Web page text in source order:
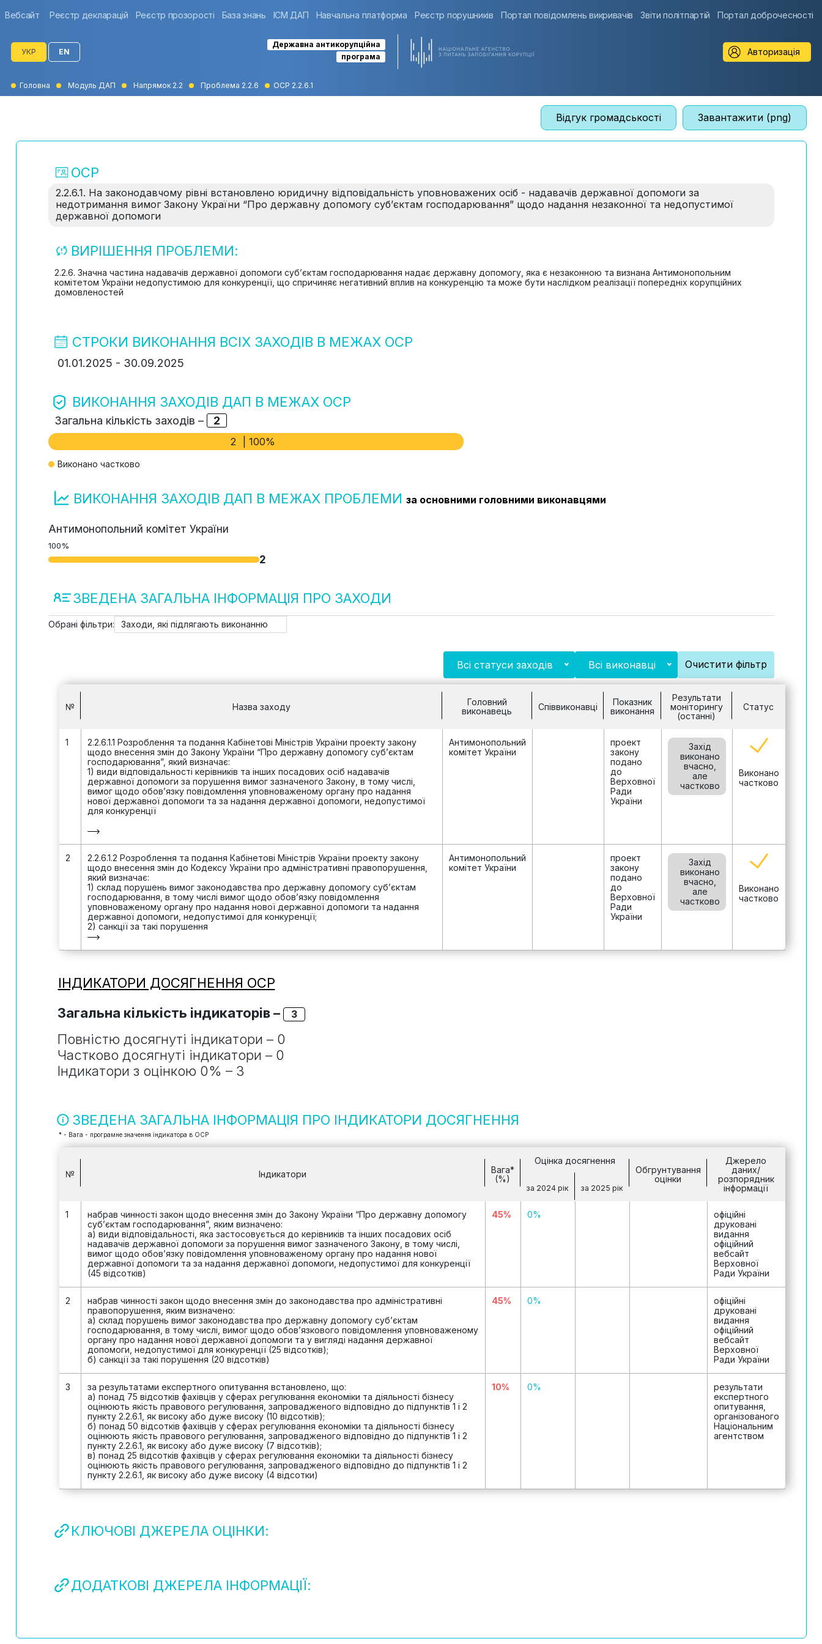
Вебсайт Реєстр декларацій Реєстр прозорості База знань ІСМ ДАП Навчальна платформа Реєстр порушників Портал повідомлень викривачів Звіти політпартій Портал доброчесності
УКР EN
Державна антикорупційна
програма
Авторизація
Головна Модуль ДАП Напрямок 2.2 Проблема 2.2.6 ОСР 2.2.6.1
Відгук громадськості Завантажити (png)
ОСР
2.2.6.1. На законодавчому рівні встановлено юридичну відповідальність уповноважених осіб - надавачів державної допомоги за
недотримання вимог Закону України “Про державну допомогу суб’єктам господарювання” щодо надання незаконної та недопустимої
державної допомоги
ВИРІШЕННЯ ПРОБЛЕМИ:
2.2.6. Значна частина надавачів державної допомоги суб’єктам господарювання надає державну допомогу, яка є незаконною та визнана Антимонопольним
комітетом України недопустимою для конкуренції, що спричиняє негативний вплив на конкуренцію та може бути наслідком реалізації попередніх корупційних
домовленостей
СТРОКИ ВИКОНАННЯ ВСІХ ЗАХОДІВ В МЕЖАХ ОСР
01.01.2025 - 30.09.2025
ВИКОНАННЯ ЗАХОДІВ ДАП В МЕЖАХ ОСР
Загальна кількість заходів – 2
2 | 100%
Виконано частково
ВИКОНАННЯ ЗАХОДІВ ДАП В МЕЖАХ ПРОБЛЕМИ за основними головними виконавцями
Антимонопольний комітет України
100%
2
ЗВЕДЕНА ЗАГАЛЬНА ІНФОРМАЦІЯ ПРО ЗАХОДИ
Обрані фільтри: Заходи, які підлягають виконанню
Всі статуси заходів Всі виконавці Очистити фільтр
№ Назва заходу
Головний
виконавець
Співвиконавці
Показник
виконання
Результати
моніторингу
(останні)
Статус
1
2.2.6.1.1 Розроблення та подання Кабінетові Міністрів України проекту закону
щодо внесення змін до Закону України “Про державну допомогу суб’єктам
господарювання”, який визначає:
1) види відповідальності керівників та інших посадових осіб надавачів
державної допомоги за порушення вимог зазначеного Закону, в тому числі,
вимог щодо обов’язку повідомлення уповноваженому органу про надання
нової державної допомоги та за надання державної допомоги, недопустимої
для конкуренції
Антимонопольний
комітет України
проект
закону
подано
до
Верховної
Ради
України
Захід
виконано
вчасно,
але
частково
Виконано
частково
2
2.2.6.1.2 Розроблення та подання Кабінетові Міністрів України проекту закону
щодо внесення змін до Кодексу України про адміністративні правопорушення,
який визначає:
1) склад порушень вимог законодавства про державну допомогу суб’єктам
господарювання, в тому числі вимог щодо обов’язку повідомлення
уповноваженому органу про надання нової державної допомоги та надання
державної допомоги, недопустимої для конкуренції;
2) санкції за такі порушення
Антимонопольний
комітет України
проект
закону
подано
до
Верховної
Ради
України
Захід
виконано
вчасно,
але
частково
Виконано
частково
ІНДИКАТОРИ ДОСЯГНЕННЯ ОСР
Загальна кількість індикаторів –
3
Повністю досягнуті індикатори – 0
Частково досягнуті індикатори – 0
Індикатори з оцінкою 0% – 3
ЗВЕДЕНА ЗАГАЛЬНА ІНФОРМАЦІЯ ПРО ІНДИКАТОРИ ДОСЯГНЕННЯ
* - Вага - програмне значення індикатора в ОСР
№ Індикатори
Вага*
(%)
Оцінка досягнення
Обгрунтування
оцінки
Джерело
даних/
розпорядник
інформації
за 2024 рік за 2025 рік
1
набрав чинності закон щодо внесення змін до Закону України “Про державну допомогу
суб’єктам господарювання”, яким визначено:
а) види відповідальності, яка застосовується до керівників та інших посадових осіб
надавачів державної допомоги за порушення вимог зазначеного Закону, в тому числі,
вимог щодо обов’язку повідомлення уповноваженому органу про надання нової
державної допомоги та за надання державної допомоги, недопустимої для конкуренції
(45 відсотків)
45% 0%
офіційні
друковані
видання
офіційний
вебсайт
Верховної
Ради України
2
набрав чинності закон щодо внесення змін до законодавства про адміністративні
правопорушення, яким визначено:
а) склад порушень вимог законодавства про державну допомогу суб’єктам
господарювання, в тому числі, вимог щодо обов’язкового повідомлення уповноваженому
органу про надання нової державної допомоги та у вигляді надання державної
допомоги, недопустимої для конкуренції (25 відсотків);
б) санкції за такі порушення (20 відсотків)
45% 0%
офіційні
друковані
видання
офіційний
вебсайт
Верховної
Ради України
3
за результатами експертного опитування встановлено, що:
а) понад 75 відсотків фахівців у сферах регулювання економіки та діяльності бізнесу
оцінюють якість правового регулювання, запровадженого відповідно до підпунктів 1 і 2
пункту 2.2.6.1, як високу або дуже високу (10 відсотків);
б) понад 50 відсотків фахівців у сферах регулювання економіки та діяльності бізнесу
оцінюють якість правового регулювання, запровадженого відповідно до підпунктів 1 і 2
пункту 2.2.6.1, як високу або дуже високу (7 відсотків);
в) понад 25 відсотків фахівців у сферах регулювання економіки та діяльності бізнесу
оцінюють якість правового регулювання, запровадженого відповідно до підпунктів 1 і 2
пункту 2.2.6.1, як високу або дуже високу (4 відсотки)
10% 0%
результати
експертного
опитування,
організованого
Національним
агентством
КЛЮЧОВІ ДЖЕРЕЛА ОЦІНКИ:
ДОДАТКОВІ ДЖЕРЕЛА ІНФОРМАЦІЇ: